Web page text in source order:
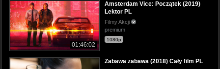
01:46:02
Amsterdam Vice: Początek (2019)
Lektor PL
Filmy Akcji
premium
1080p
Zabawa zabawa (2018) Cały film PL